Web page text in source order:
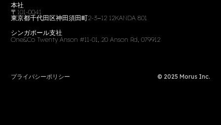
本社
〒101-0041
東京都千代田区神田須田町2-3−12 12KANDA 801
シンガポール支社
One&Co Twenty Anson #11-01, 20 Anson Rd, 079912
プライバシーポリシー © 2025 Morus Inc.